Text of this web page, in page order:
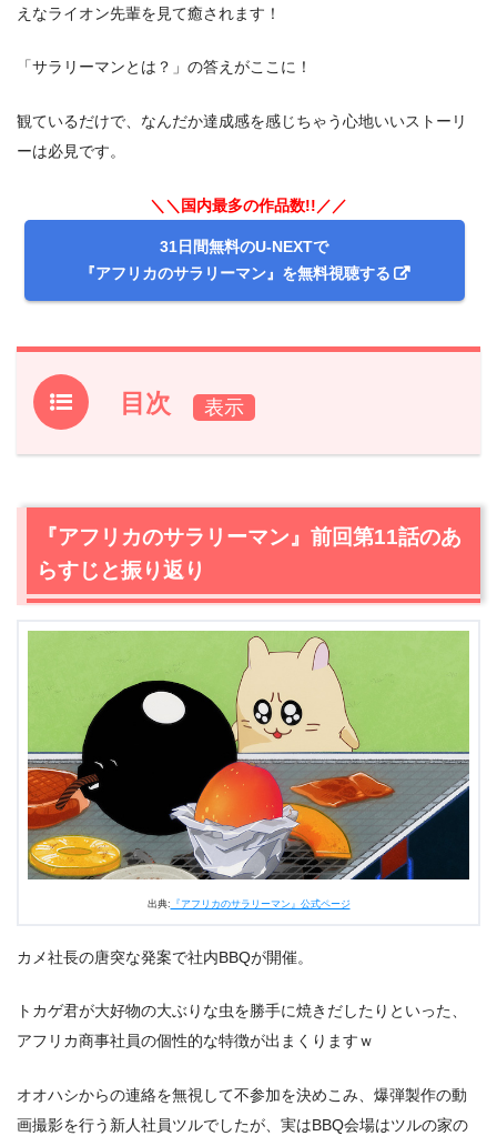
えなライオン先輩を見て癒されます！
「サラリーマンとは？」の答えがここに！
観ているだけで、なんだか達成感を感じちゃう心地いいストーリ
ーは必見です。
＼＼国内最多の作品数!!／／
31日間無料のU-NEXTで
『アフリカのサラリーマン』を無料視聴する
目次
1.『アフリカのサラリーマン』前回第11話のあらすじと振
2.
【ネタバレ】『アフリカのサラリーマン』第12話（最終
回）あらすじと感想
2.1
オオハシ先輩たちに完全無視される…余裕だったオオハ
不幸好きなミツオシエ＆ライバル心むき出しのラーテ
ヒョウとトラがアフリカ商事へ。人道に劣る行為をし
た宿敵ライオンに宣戦布告！
2.4
仮眠は危険！ヤバい…アフリカ商事がプレゼンに遅刻
する！？
2.5
『アフリカのサラリーマン』でまさかの胸アツシー
ン…コンペ結果はいかに？
2.6ライオンが10年以上も恨まれているしょうもない訳が
ついに明かされる！
4. 『アフリカのサラリーマン』他話のネタバレ記事一覧
『アフリカのサラリーマン』前回第11話のあ
らすじと振り返り
出典: 『アフリカのサラリーマン』公式ページ
カメ社長の唐突な発案で社内BBQが開催。
トカゲ君が大好物の大ぶりな虫を勝手に焼きだしたりといった、
アフリカ商事社員の個性的な特徴が出まくりますｗ
オオハシからの連絡を無視して不参加を決めこみ、爆弾製作の動
画撮影を行う新人社員ツルでしたが、実はBBQ会場はツルの家の